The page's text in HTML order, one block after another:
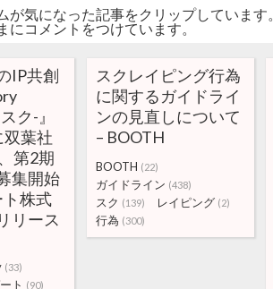
が気になった記事をクリップしていま
にコメントをつけています。
IP共創
ク-』
葉社
第2期
集開始
ト株式
リース
(33)
ト (90)
スクレイピング行為
に関するガイドライ
ンの見直しについて
– BOOTH
BOOTH (22)
ガイドライン (438)
スク (139) レイピング (2)
行為 (300)